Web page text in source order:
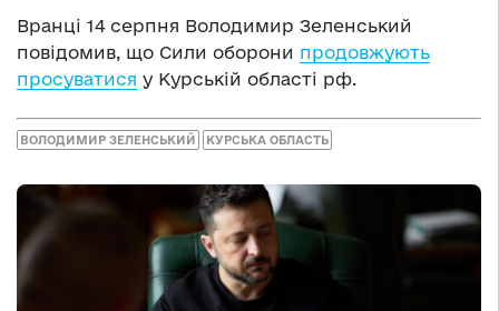
Вранці 14 серпня Володимир Зеленський
повідомив, що Сили оборони продовжують
просуватися у Курській області рф.
ВОЛОДИМИР ЗЕЛЕНСЬКИЙ КУРСЬКА ОБЛАСТЬ